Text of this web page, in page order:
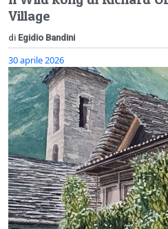
Village
di Egidio Bandini
30 aprile 2026